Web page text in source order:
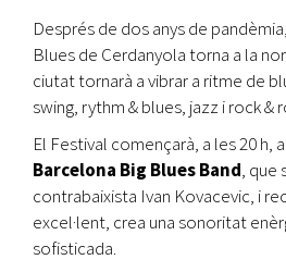
Després de dos anys de
Blues de Cerdanyola torna a la
ciutat tornarà a vibrar a ritme de
swing, rythm & blues, jazz i rock &
El Festival començarà, a les 20 h,
Barcelona Big Blues Band, que
contrabaixista Ivan Kovacevic, i
excel·lent, crea una sonoritat
sofisticada.